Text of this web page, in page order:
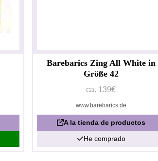
Barebarics Zing All White in
Größe 42
ca. 139€
www.barebarics.de
A la tienda de productos
He comprado